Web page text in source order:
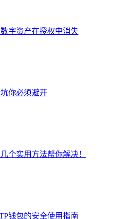
字资产在授权中消失
你必须避开
个实用方法帮你解决！
钱包的安全使用指南